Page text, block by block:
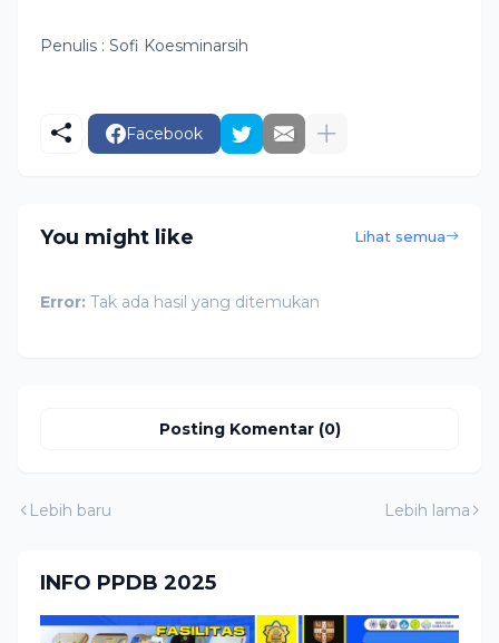
Penulis : Sofi Koesminarsih
Facebook
You might like Lihat semua
Error: Tak ada hasil yang ditemukan
Posting Komentar (0)
Lebih baru Lebih lama
INFO PPDB 2025